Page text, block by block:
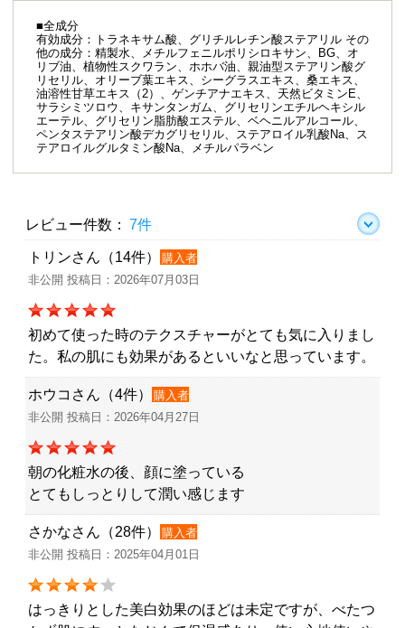
■全成分
有効成分：トラネキサム酸、グリチルレチン酸ステアリル その
他の成分：精製水、メチルフェニルポリシロキサン、BG、オ
リブ油、植物性スクワラン、ホホバ油、親油型ステアリン酸グ
リセリル、オリーブ葉エキス、シーグラスエキス、桑エキス、
油溶性甘草エキス（2）、ゲンチアナエキス、天然ビタミンE、
サラシミツロウ、キサンタンガム、グリセリンエチルヘキシル
エーテル、グリセリン脂肪酸エステル、ベヘニルアルコール、
ペンタステアリン酸デカグリセリル、ステアロイル乳酸Na、ス
テアロイルグルタミン酸Na、メチルパラベン
レビュー件数： 7件
トリンさん（14件）
購入者
非公開 投稿日：2026年07月03日
初めて使った時のテクスチャーがとても気に入りまし
た。私の肌にも効果があるといいなと思っています。
ホウコさん（4件）
購入者
非公開 投稿日：2026年04月27日
朝の化粧水の後、顔に塗っている
とてもしっとりして潤い感じます
さかなさん（28件）
購入者
非公開 投稿日：2025年04月01日
はっきりとした美白効果のほどは未定ですが、べたつ